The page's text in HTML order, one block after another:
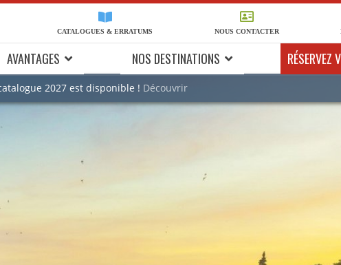
CATALOGUES & ERRATUMS NOUS CONTACTER
AVANTAGES NOS DESTINATIONS RÉSERVEZ
2027 est disponible ! Découvrir